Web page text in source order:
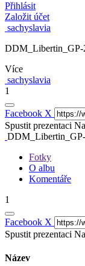
Přihlásit
Založit účet
sachyslavia
DDM_Libertin_GP-
Více
sachyslavia
1
Facebook X
Spustit prezentaci
Fotky
O albu
Komentáře
1
Facebook X
Spustit prezentaci
Název